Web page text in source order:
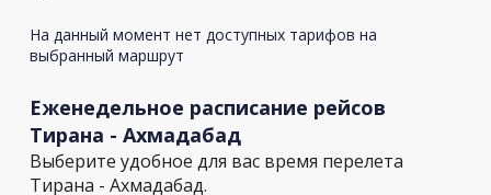
На данный момент нет доступных тарифов на
выбранный маршрут
Еженедельное расписание рейсов
Тирана - Ахмадабад
Выберите удобное для вас время перелета
Тирана - Ахмадабад.